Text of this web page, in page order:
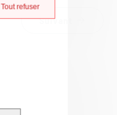
Tout refuser
Suivant